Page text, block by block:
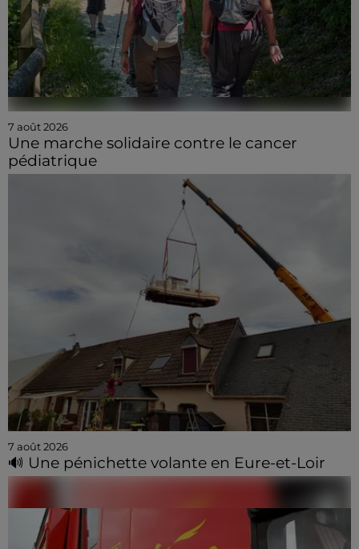
7 août 2026
Une marche solidaire contre le cancer
pédiatrique
7 août 2026
🔊 Une pénichette volante en Eure-et-Loir